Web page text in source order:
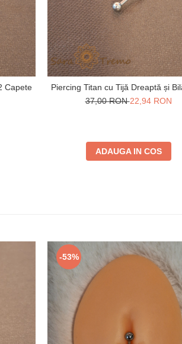
Capete
Piercing Titan cu Tijă Dreaptă și
37,00 RON22,94 RON
ADAUGA IN COS
-53%